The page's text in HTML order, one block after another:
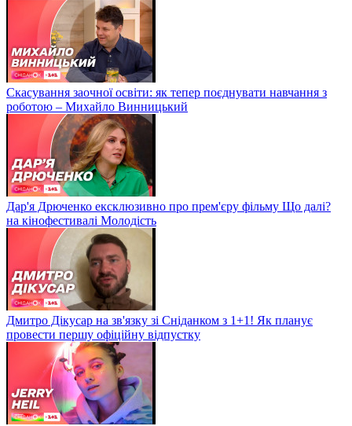
Скасування заочної освіти: як тепер поєднувати навчання з
роботою – Михайло Винницький
Дар'я Дрюченко ексклюзивно про прем'єру фільму Що далі?
на кінофестивалі Молодість
Дмитро Дікусар на зв'язку зі Сніданком з 1+1! Як планує
провести першу офіційну відпустку